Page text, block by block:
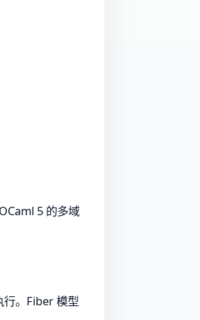
5 的多域
行。Fiber 模型